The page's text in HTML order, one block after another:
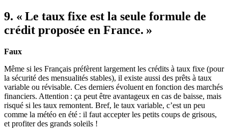
9. « Le taux fixe est la seule formule de
crédit proposée en France. »
Faux
Même si les Français préfèrent largement les crédits à taux fixe (pour
la sécurité des mensualités stables), il existe aussi des prêts à taux
variable ou révisable. Ces derniers évoluent en fonction des marchés
financiers. Attention : ça peut être avantageux en cas de baisse, mais
risqué si les taux remontent. Bref, le taux variable, c’est un peu
comme la météo en été : il faut accepter les petits coups de grisous,
et profiter des grands soleils !